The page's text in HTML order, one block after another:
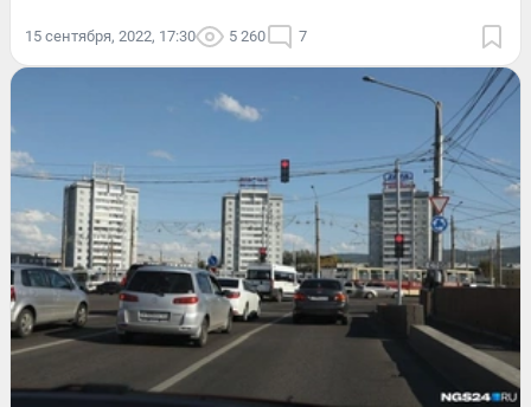
15 сентября, 2022, 17:30 5 260 7